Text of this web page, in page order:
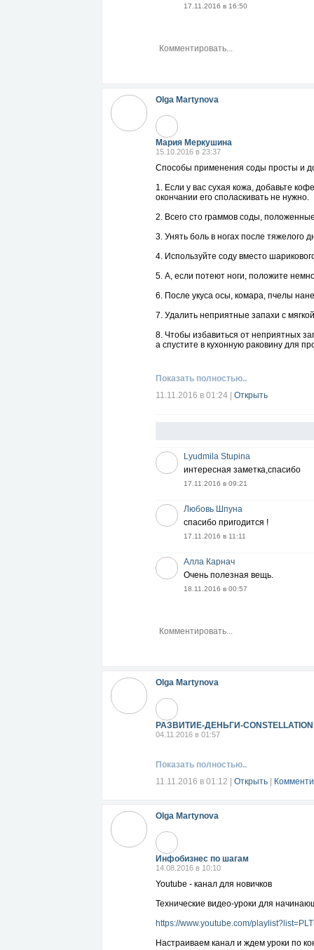
17.11.2016 в 16:50
Olga Martynova
Мария Меркушина
15.10.2016 в 23:37
Способы применения соды просты и
1. Если у вас сухая кожа, добавьте
окончании его споласкивать не нужно.
2. Всего сто граммов соды,
3. Унять боль в ногах после тяжелого
4. Используйте соду вместо
5. А, если потеют ноги, положите
6. После укуса осы, комара, пчелы
7. Удалить неприятные запахи с
8. Чтобы избавиться от неприятных
а спустите в кухонную раковину для
10. Овощи, фрукты и листья салата
14. Чай или кофе станут особенно
15. Чтобы нейтрализовать кислотный
Показать полностью..
11.11.2016 в 01:24
Открыть
Lyudmila Stupina
интересная заметка,спасибо
17.11.2016 в 09:21
Любовь Шпуна
спасибо пригодится !
17.11.2016 в 11:11
Алла Карнач
Очень полезная вещь.
18.11.2016 в 00:57
Olga Martynova
РАЗВИТИЕ-ДЕНЬГИ-CONSTELLATION
04.11.2016 в 01:57
Показать полностью..
11.11.2016 в 01:12
Открыть
Olga Martynova
Инфобизнес по шагам
14.08.2016 в 10:10
Youtube - канал для новичков
Технические видео-уроки для
https://www.youtube.com/
Настраиваем канал и ждем уроки по